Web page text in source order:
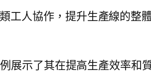
工人協作，提升生產線的整
展示了其在提高生產效率和